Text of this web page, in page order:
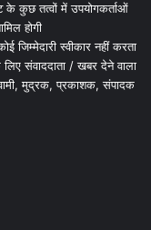
के कुछ तत्वों में उपयोगकर्ताओं
होगी
स्वीकार नहीं करता
संवाददाता / खबर देने वाला
मुद्रक, प्रकाशक, संपादक